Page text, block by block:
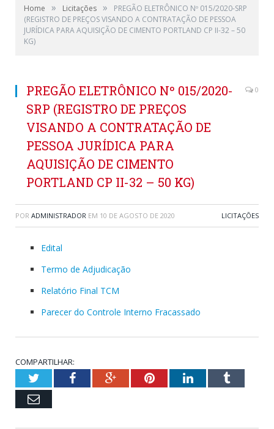
Home » Licitações »
PREGÃO ELETRÔNICO Nº 015/2020-SRP
(REGISTRO DE PREÇOS VISANDO A CONTRATAÇÃO DE PESSOA
JURÍDICA PARA AQUISIÇÃO DE CIMENTO PORTLAND CP II-32 – 50
KG)
PREGÃO ELETRÔNICO Nº 015/2020-
SRP (REGISTRO DE PREÇOS
VISANDO A CONTRATAÇÃO DE
PESSOA JURÍDICA PARA
AQUISIÇÃO DE CIMENTO
PORTLAND CP II-32 – 50 KG)
0
POR ADMINISTRADOR EM 10 DE AGOSTO DE 2020 LICITAÇÕES
Edital
Termo de Adjudicação
Relatório Final TCM
Parecer do Controle Interno Fracassado
COMPARTILHAR:
TwitterFacebookGoogle+PinterestLinkedInTumblr
Email